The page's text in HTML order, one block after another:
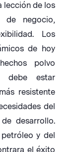
lección de los
de negocio,
Los
de hoy
polvo
debe estar
resistente
del
desarrollo.
y del
el éxito